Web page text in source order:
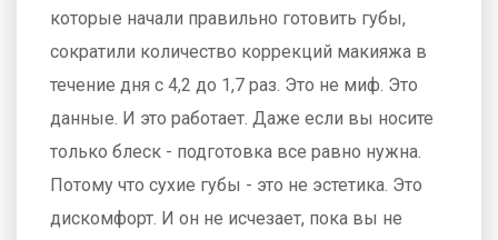
которые начали правильно готовить губы,
сократили количество коррекций макияжа в
течение дня с 4,2 до 1,7 раз. Это не миф. Это
данные. И это работает. Даже если вы носите
только блеск - подготовка все равно нужна.
Потому что сухие губы - это не эстетика. Это
дискомфорт. И он не исчезает, пока вы не